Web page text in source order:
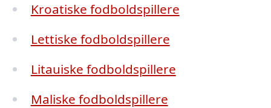
Kroatiske fodboldspillere
Lettiske fodboldspillere
Litauiske fodboldspillere
Maliske fodboldspillere